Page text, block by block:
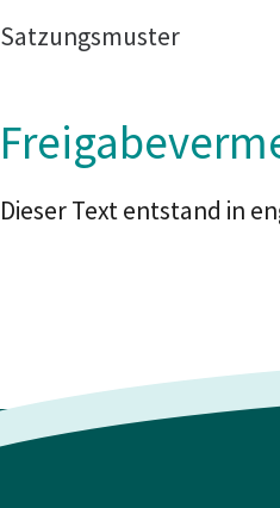
Satzungsmuster
Dieser Text entstand in